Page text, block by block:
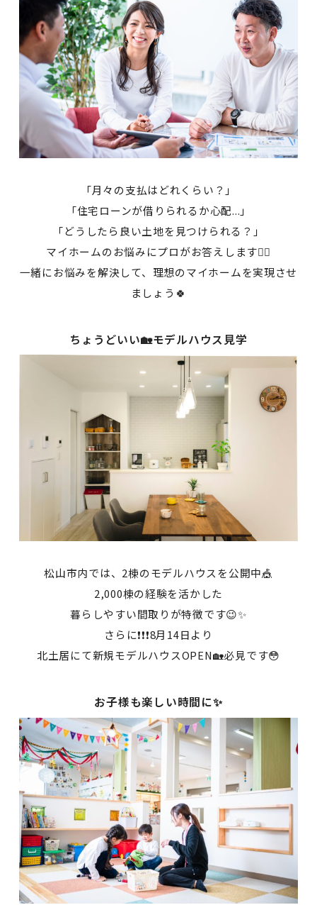
「月々の支払はどれくらい？」
「住宅ローンが借りられるか心配...」
「どうしたら良い土地を見つけられる？」
マイホームのお悩みにプロがお答えします💁‍♀️
一緒にお悩みを解決して、理想のマイホームを実現させ
ましょう🍀
ちょうどいい🏡モデルハウス見学
松山市内では、2棟のモデルハウスを公開中🎪
2,000棟の経験を活かした
暮らしやすい間取りが特徴です😉✨
さらに❗❗❗8月14日より
北土居にて新規モデルハウスOPEN🏡必見です😳
お子様も楽しい時間に✨